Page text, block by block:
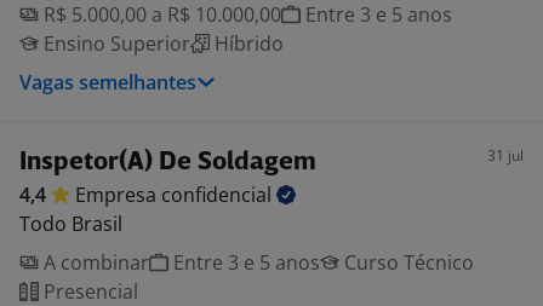
R$ 5.000,00 a R$ 10.000,00
Entre 3 e 5 anos
Ensino Superior
Híbrido
Vagas semelhantes
Inspetor(A) De Soldagem 31 jul
4,4 Empresa confidencial
Todo Brasil
A combinar
Entre 3 e 5 anos
Curso Técnico
Presencial